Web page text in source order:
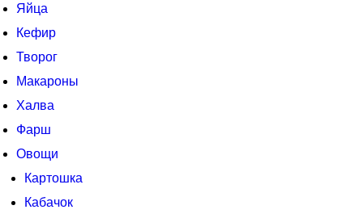
Яйца
Кефир
Творог
Макароны
Халва
Фарш
Овощи
Картошка
Кабачок